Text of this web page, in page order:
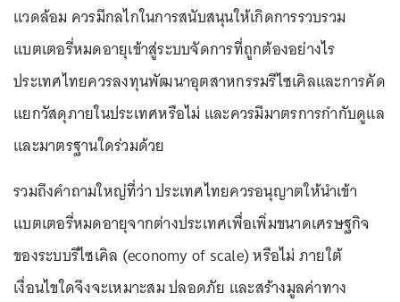
แวดล้อม ควรมีกลไกในการสนับสนุนให้เกิดการรวบรวม
แบตเตอรี่หมดอายุเข้าสู่ระบบจัดการที่ถูกต้องอย่างไร
ประเทศไทยควรลงทุนพัฒนาอุตสาหกรรมรีไซเคิลและการคัด
แยกวัสดุภายในประเทศหรือไม่ และควรมีมาตรการกำกับดูแล
และมาตรฐานใดร่วมด้วย
รวมถึงคำถามใหญ่ที่ว่า ประเทศไทยควรอนุญาตให้นำเข้า
แบตเตอรี่หมดอายุจากต่างประเทศเพื่อเพิ่มขนาดเศรษฐกิจ
ของระบบรีไซเคิล (economy of scale) หรือไม่ ภายใต้
เงื่อนไขใดจึงจะเหมาะสม ปลอดภัย และสร้างมูลค่าทาง